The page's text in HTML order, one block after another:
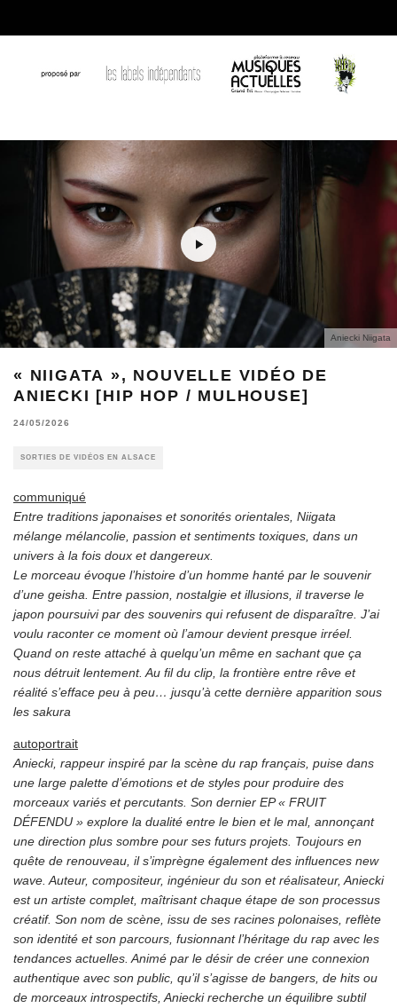
Aniecki Niigata
« NIIGATA », NOUVELLE VIDÉO DE
ANIECKI [HIP HOP / MULHOUSE]
24/05/2026
SORTIES DE VIDÉOS EN ALSACE
communiqué
Entre traditions japonaises et sonorités orientales, Niigata
mélange mélancolie, passion et sentiments toxiques, dans un
univers à la fois doux et dangereux.
Le morceau évoque l’histoire d’un homme hanté par le souvenir
d’une geisha. Entre passion, nostalgie et illusions, il traverse le
japon poursuivi par des souvenirs qui refusent de disparaître. J’ai
voulu raconter ce moment où l’amour devient presque irréel.
Quand on reste attaché à quelqu’un même en sachant que ça
nous détruit lentement. Au fil du clip, la frontière entre rêve et
réalité s’efface peu à peu… jusqu’à cette dernière apparition sous
les sakura
autoportrait
Aniecki, rappeur inspiré par la scène du rap français, puise dans
une large palette d’émotions et de styles pour produire des
morceaux variés et percutants. Son dernier EP « FRUIT
DÉFENDU » explore la dualité entre le bien et le mal, annonçant
une direction plus sombre pour ses futurs projets. Toujours en
quête de renouveau, il s’imprègne également des influences new
wave. Auteur, compositeur, ingénieur du son et réalisateur, Aniecki
est un artiste complet, maîtrisant chaque étape de son processus
créatif. Son nom de scène, issu de ses racines polonaises, reflète
son identité et son parcours, fusionnant l’héritage du rap avec les
tendances actuelles. Animé par le désir de créer une connexion
authentique avec son public, qu’il s’agisse de bangers, de hits ou
de morceaux introspectifs, Aniecki recherche un équilibre subtil